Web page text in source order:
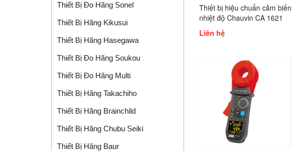
Thiết bị hiệu chuẩn cảm biến
nhiệt độ Chauvin CA 1621
Liên hệ
Thiết Bị Đo Hãng Sonel
Thiết Bị Hãng Kikusui
Thiết Bị Hãng Hasegawa
Thiết Bị Đo Hãng Soukou
Thiết Bị Đo Hãng Multi
Thiết Bị Hãng Takachiho
Thiết Bị Hãng Brainchild
Thiết Bị Hãng Chubu Seiki
Thiết Bị Hãng Baur